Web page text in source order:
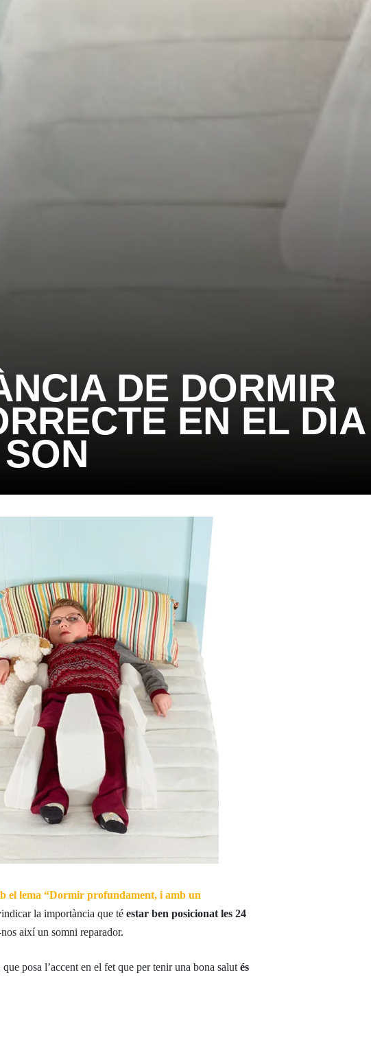
DE DORMIR
EN EL DIA
el lema “Dormir profundament, i amb un
la importància que téestar ben posicionat les 24
així un somni reparador.
que posa l’accent en el fet que per tenir una bona salutés